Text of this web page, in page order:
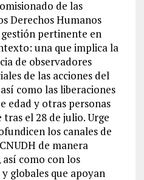
de las
Derechos Humanos
pertinente en
una que implica la
de observadores
de las acciones del
como las liberaciones
edad y otras personas
el 28 de julio. Urge
los canales de
de manera
como con los
globales que apoyan